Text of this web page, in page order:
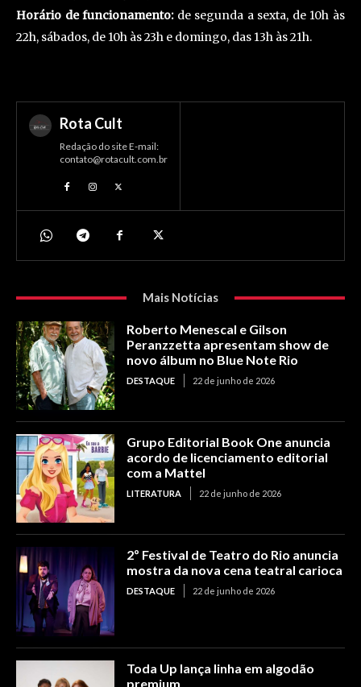
Horário de funcionamento:de segunda a sexta, de 10h às
22h, sábados, de 10h às 23h e domingo, das 13h às 21h.
Rota Cult
Redação do site E-mail:
contato@rotacult.com.br
Mais Notícias
Roberto Menescal e Gilson
Peranzzetta apresentam show de
novo álbum no Blue Note Rio
DESTAQUE 22 de junho de 2026
Grupo Editorial Book One anuncia
acordo de licenciamento editorial
com a Mattel
LITERATURA 22 de junho de 2026
2º Festival de Teatro do Rio anuncia
mostra da nova cena teatral carioca
DESTAQUE 22 de junho de 2026
Toda Up lança linha em algodão
premium